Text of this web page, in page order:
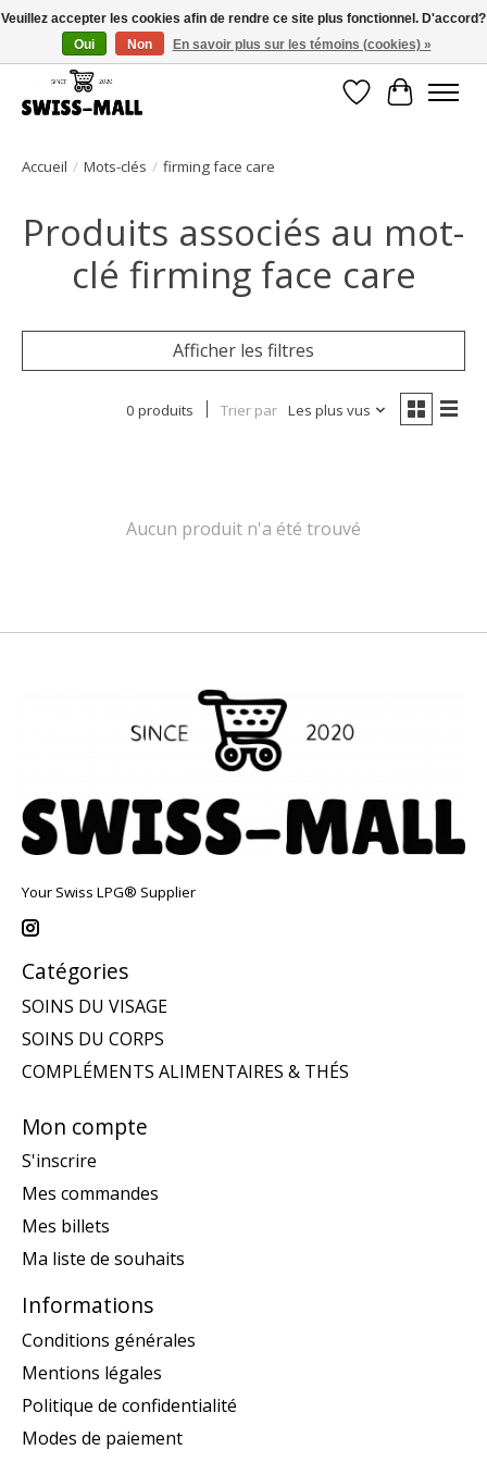
Livraison gratuite dès CHF 250 – livrée avec soin et fiabilité
Liste dePanier
Accueil / Mots-clés / firming face care
Produits associés au mot-
clé firming face care
Afficher les filtres
0 produits Trier par Les plus vus
Aucun produit n'a été trouvé
Your Swiss LPG® Supplier
Catégories
SOINS DU VISAGE
SOINS DU CORPS
COMPLÉMENTS ALIMENTAIRES & THÉS
Mon compte
S'inscrire
Mes commandes
Mes billets
Ma liste de souhaits
Informations
Conditions générales
Mentions légales
Politique de confidentialité
Modes de paiement
Veuillez accepter les cookies afin de rendre ce site plus fonctionnel. D'accord?
Oui
Non En savoir plus sur les témoins (cookies) »